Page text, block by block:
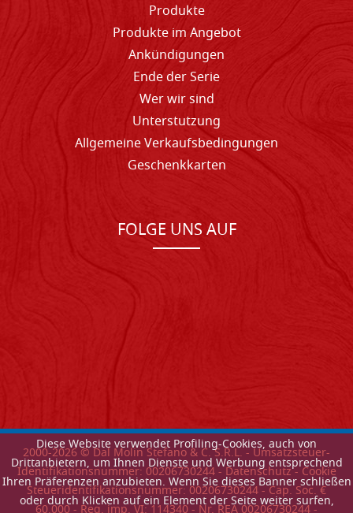
Diese Website verwendet Profiling-Cookies, auch von
Drittanbietern, um Ihnen Dienste und Werbung entsprechend
Ihren Präferenzen anzubieten. Wenn Sie dieses Banner schließen
oder durch Klicken auf ein Element der Seite weiter surfen,
Produkte
Produkte im Angebot
Ankündigungen
Ende der Serie
Wer wir sind
Unterstutzung
Allgemeine Verkaufsbedingungen
Geschenkkarten
FOLGE UNS AUF
2000-2026© Dal Molin Stefano & C. S.R.L. - Umsatzsteuer-
Identifikationsnummer: 00206730244 -Datenschutz-Cookie
Steueridentifikationsnummer: 00206730244 - Cap. Soc. €